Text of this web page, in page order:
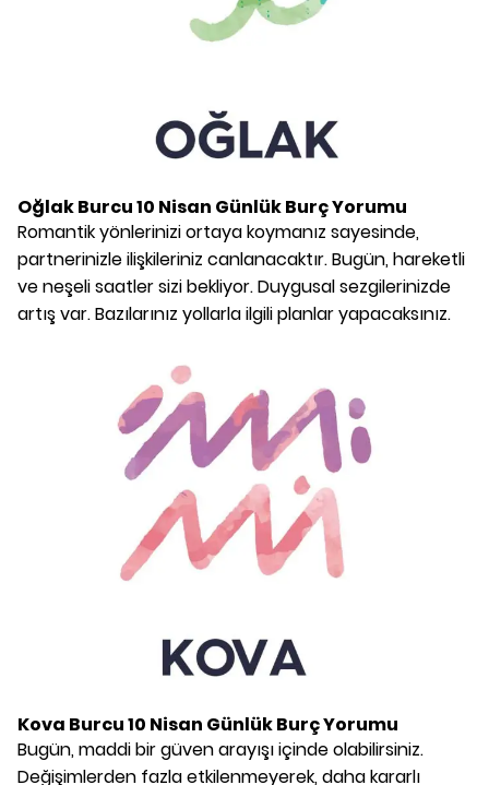
Oğlak Burcu10 Nisan Günlük Burç Yorumu
Romantik yönlerinizi ortaya koymanız sayesinde,
partnerinizle ilişkileriniz canlanacaktır. Bugün, hareketli
ve neşeli saatler sizi bekliyor. Duygusal sezgilerinizde
artış var. Bazılarınız yollarla ilgili planlar yapacaksınız.
Kova Burcu10 Nisan Günlük Burç Yorumu
Bugün, maddi bir güven arayışı içinde olabilirsiniz.
Değişimlerden fazla etkilenmeyerek, daha kararlı